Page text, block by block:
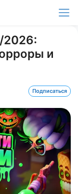
2026:
и
Подписаться